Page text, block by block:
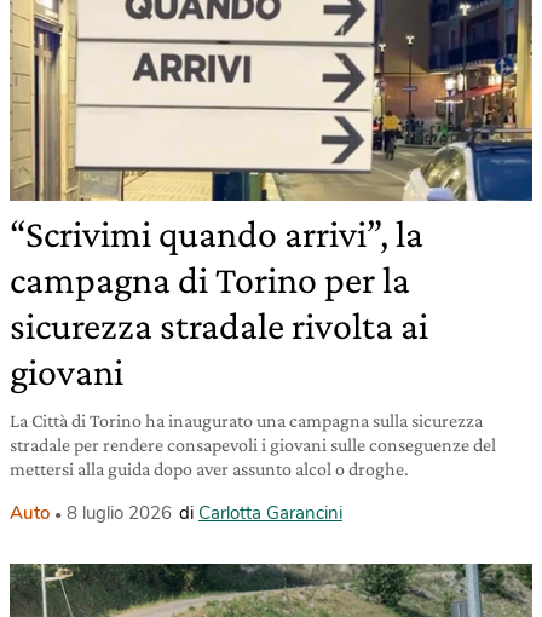
“Scrivimi quando arrivi”, la
campagna di Torino per la
sicurezza stradale rivolta ai
giovani
La Città di Torino ha inaugurato una campagna sulla sicurezza
stradale per rendere consapevoli i giovani sulle conseguenze del
mettersi alla guida dopo aver assunto alcol o droghe.
Auto 8 luglio 2026 di Carlotta Garancini